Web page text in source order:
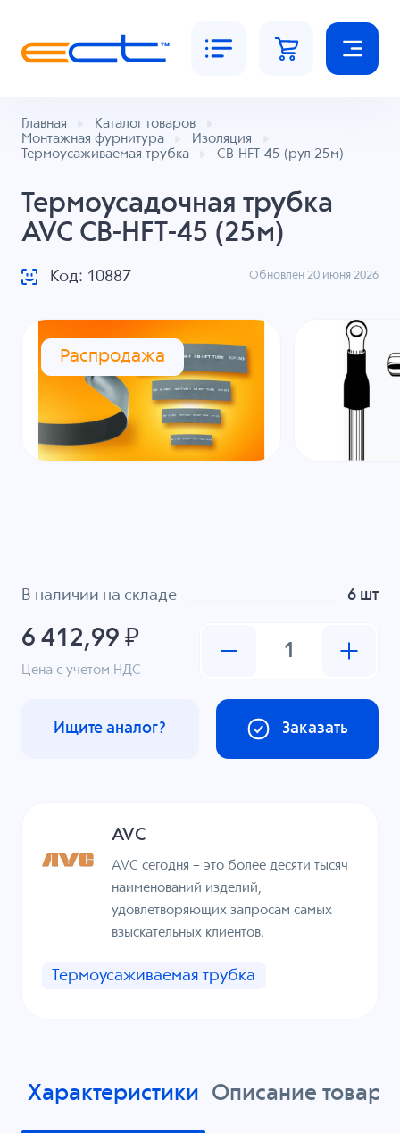
Главная
Каталог товаров
Монтажная фурнитура
Изоляция
Термоусаживаемая трубка
CB-HFT-45 (рул 25м)
Термоусадочная трубка
AVC CB-HFT-45 (25м)
Код: 10887 Обновлен 20 июня 2026
Распродажа
В наличии на складе 6 шт
6 412,99 ₽
Цена с учетом НДС
Заказать
Ищите аналог?
AVC
AVC сегодня – это более десяти тысяч
наименований изделий,
удовлетворяющих запросам самых
взыскательных клиентов.
Термоусаживаемая трубка
Характеристики Описание товара